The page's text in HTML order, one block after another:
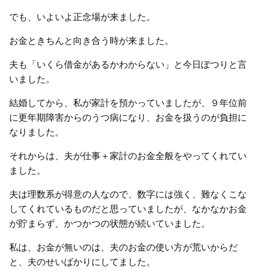
でも、いよいよ正念場が来ました。
お金ときちんと向き合う時が来ました。
夫も「いくら借金があるかわからない」と今日ぽつりと言
いました。
結婚してから、私が家計を預かっていましたが、９年位前
に更年期障害からのうつ病になり、お金を扱うのが負担に
なりました。
それからは、夫が仕事＋家計のお金全般をやってくれてい
ました。
夫は理数系が得意の人なので、数字には強く、難なくこな
してくれているものだと思っていましたが、なかなかお金
が貯まらず、かつかつの状態が続いていました。
私は、お金が無いのは、夫のお金の使い方が荒いからだ
と、夫のせいばかりにしてました。